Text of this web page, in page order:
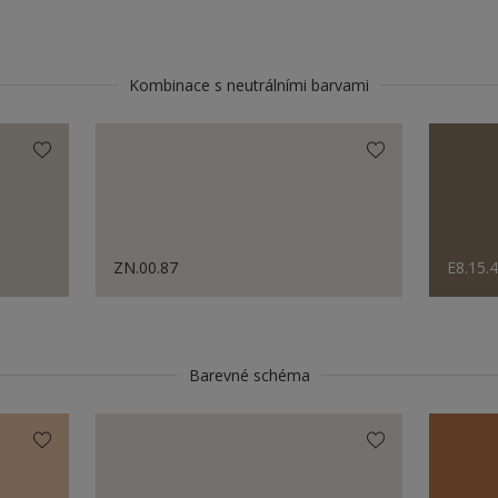
Kombinace s neutrálními barvami
ZN.00.87
Barevné schéma